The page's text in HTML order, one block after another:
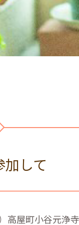
加して
高屋町小谷元浄